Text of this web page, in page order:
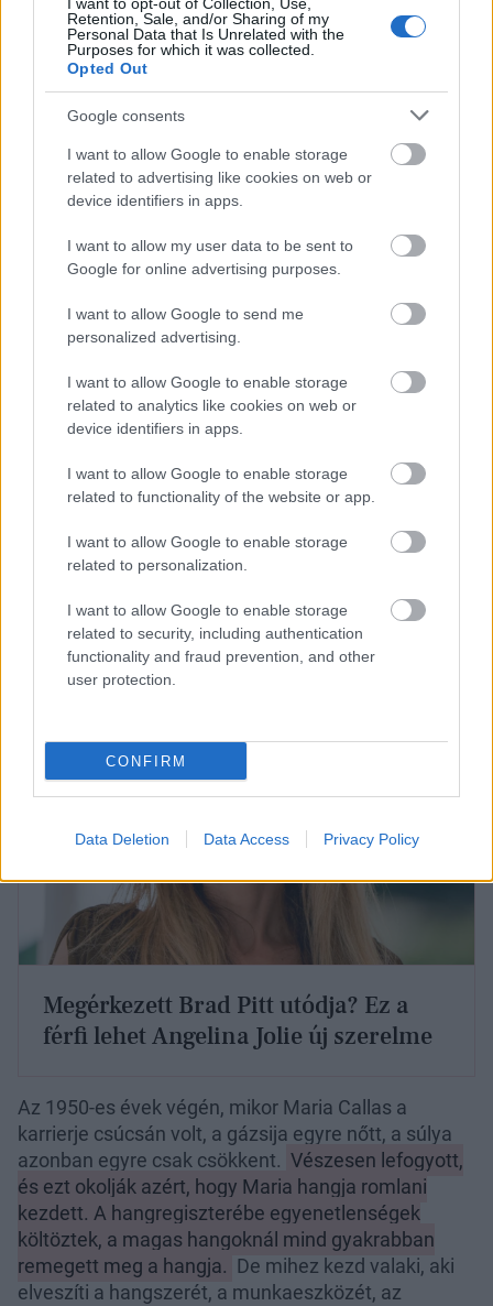
Retention, Sale, and/or Sharing of my
Personal Data that Is Unrelated with the
Purposes for which it was collected.
Opted Out
Google consents
I want to allow Google to enable storage
related to advertising like cookies on web or
device identifiers in apps.
I want to allow my user data to be sent to
Google for online advertising purposes.
I want to allow Google to send me
personalized advertising.
I want to allow Google to enable storage
related to analytics like cookies on web or
device identifiers in apps.
I want to allow Google to enable storage
related to functionality of the website or app.
I want to allow Google to enable storage
related to personalization.
I want to allow Google to enable storage
related to security, including authentication
functionality and fraud prevention, and other
user protection.
CONFIRM
Data Deletion Data Access Privacy Policy
összeolvad
Profimedia
Maria Callas végső előadását nézve úgy érezzük
magunkat a mozi székében ülve, mintha Callas egy
fellépésének csodáját tapasztalhatnánk meg egy
operaházban.Persze, hogy a filmben a Maria
embereket Párizs utcáin, hogy még egyszer utoljára
hallhassanak valami megismételhetetlent.
Katartikus pillanat ez mindannyiunk, így Maria
számára is.
Megérkezett Brad Pitt utódja? Ez a
férfi lehet Angelina Jolie új szerelme
Az 1950-es évek végén, mikor Maria Callas a
karrierje csúcsán volt, a gázsija egyre nőtt, a súlya
azonban egyre csak csökkent. Vészesen lefogyott,
és ezt okolják azért, hogy Maria hangja romlani
kezdett. A hangregiszterébe egyenetlenségek
költöztek, a magas hangoknál mind gyakrabban
remegett meg a hangja. De mihez kezd valaki, aki
elveszíti a hangszerét, a munkaeszközét, az